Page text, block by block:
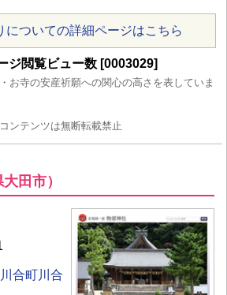
についての詳細ページはこちら
ジ閲覧ビュー数 [0003029]
お寺の安産祈願への関心の高さを表していま
ンテンツは無断転載禁止
田市）
合町川合